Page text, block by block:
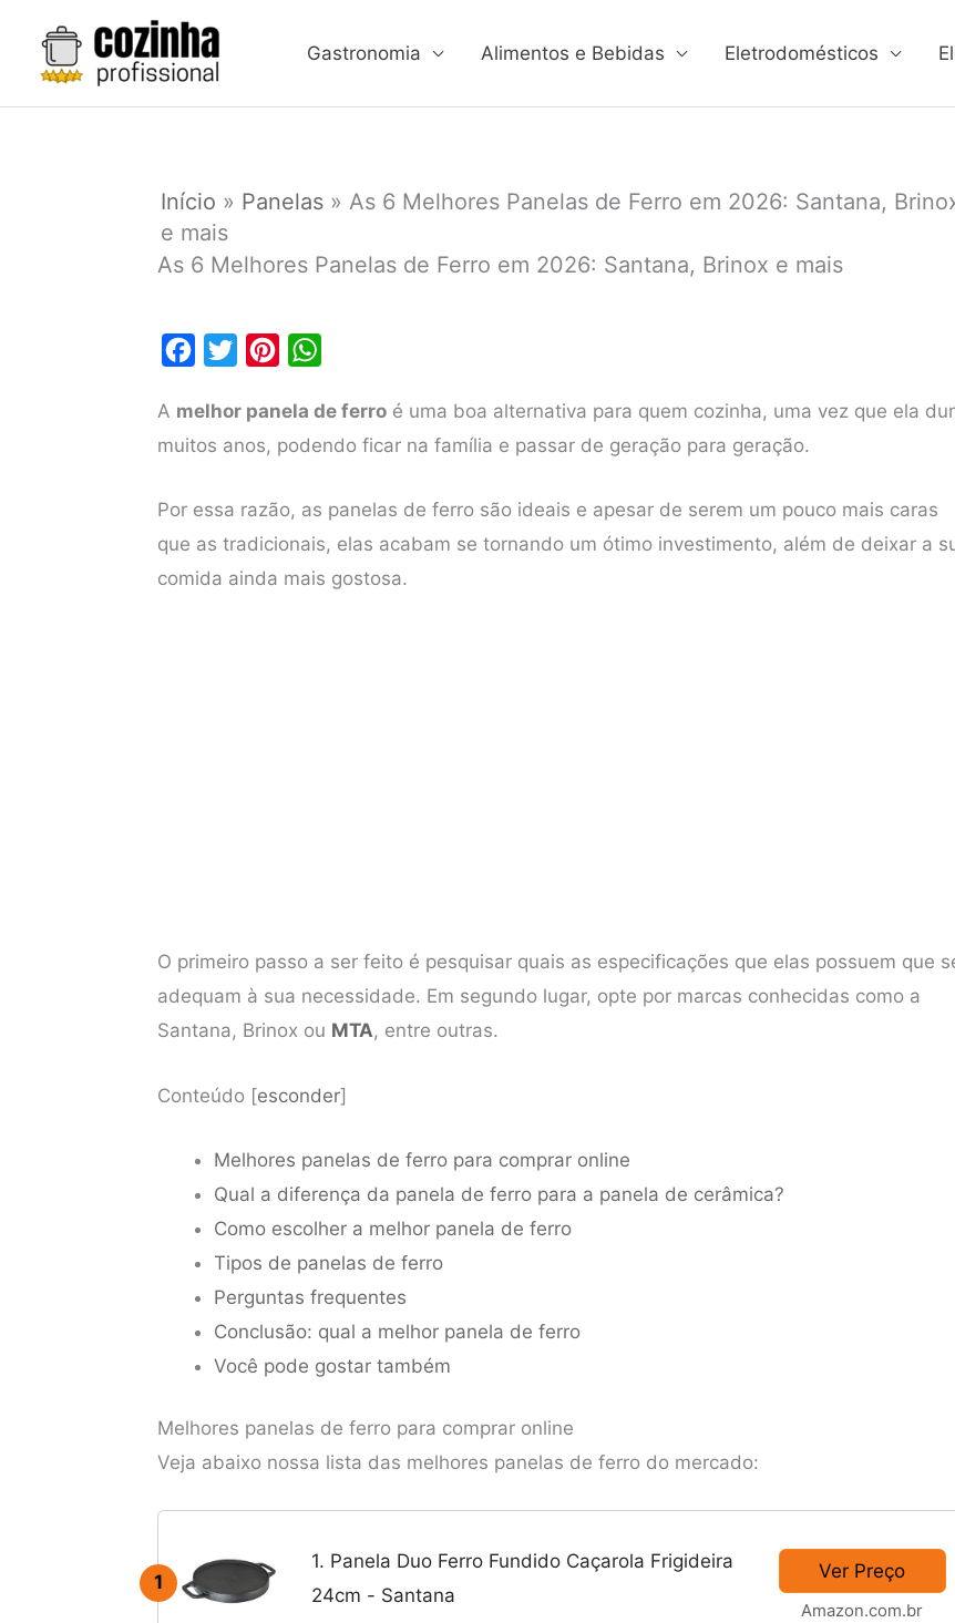
Gastronomia Alimentos e Bebidas Eletrodomésticos
Início » Panelas » As 6 Melhores Panelas de Ferro em 2026: Santana,
e mais
As 6 Melhores Panelas de Ferro em 2026: Santana, Brinox e mais
c
e
o
o
k
i
t
e
r
n
t
r
e
s
a
t
A
p
p
A melhor panela de ferro é uma boa alternativa para quem cozinha, uma vez que ela
muitos anos, podendo ficar na família e passar de geração para geração.
Por essa razão, as panelas de ferro são ideais e apesar de serem um pouco mais caras
que as tradicionais, elas acabam se tornando um ótimo investimento, além de deixar a
comida ainda mais gostosa.
O primeiro passo a ser feito é pesquisar quais as especificações que elas possuem que
adequam à sua necessidade. Em segundo lugar, opte por marcas conhecidas como a
Santana, Brinox ou MTA, entre outras.
Conteúdo [esconder]
Melhores panelas de ferro para comprar online
Qual a diferença da panela de ferro para a panela de cerâmica?
Como escolher a melhor panela de ferro
Tipos de panelas de ferro
Perguntas frequentes
Conclusão: qual a melhor panela de ferro
Você pode gostar também
Melhores panelas de ferro para comprar online
Veja abaixo nossa lista das melhores panelas de ferro do mercado:
1
1. Panela Duo Ferro Fundido Caçarola Frigideira
24cm - Santana
Ver Preço
Amazon.com.br